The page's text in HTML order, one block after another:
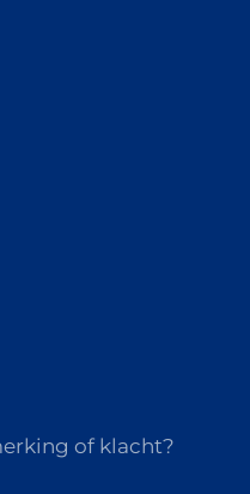
of klacht?